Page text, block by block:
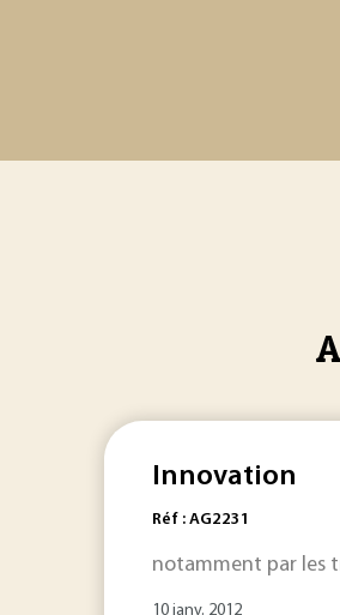
Innovation
Réf : AG2231
notamment par les
10 janv. 2012